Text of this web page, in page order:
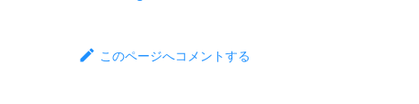
このページへコメントする